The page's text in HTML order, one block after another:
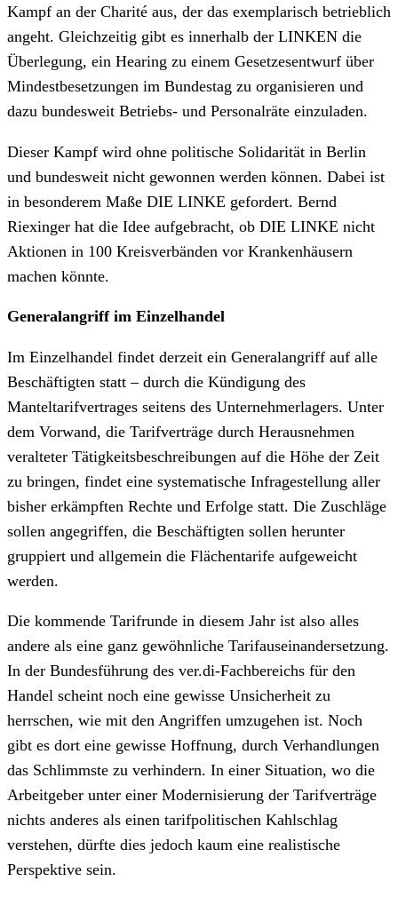
Kampf an der Charité aus, der das exemplarisch betrieblich
angeht. Gleichzeitig gibt es innerhalb der LINKEN die
Überlegung, ein Hearing zu einem Gesetzesentwurf über
Mindestbesetzungen im Bundestag zu organisieren und
dazu bundesweit Betriebs- und Personalräte einzuladen.
Dieser Kampf wird ohne politische Solidarität in Berlin
und bundesweit nicht gewonnen werden können. Dabei ist
in besonderem Maße DIE LINKE gefordert. Bernd
Riexinger hat die Idee aufgebracht, ob DIE LINKE nicht
Aktionen in 100 Kreisverbänden vor Krankenhäusern
machen könnte.
Generalangriff im Einzelhandel
Im Einzelhandel findet derzeit ein Generalangriff auf alle
Beschäftigten statt – durch die Kündigung des
Manteltarifvertrages seitens des Unternehmerlagers. Unter
dem Vorwand, die Tarifverträge durch Herausnehmen
veralteter Tätigkeitsbeschreibungen auf die Höhe der Zeit
zu bringen, findet eine systematische Infragestellung aller
bisher erkämpften Rechte und Erfolge statt. Die Zuschläge
sollen angegriffen, die Beschäftigten sollen herunter
gruppiert und allgemein die Flächentarife aufgeweicht
werden.
Die kommende Tarifrunde in diesem Jahr ist also alles
andere als eine ganz gewöhnliche Tarifauseinandersetzung.
In der Bundesführung des ver.di-Fachbereichs für den
Handel scheint noch eine gewisse Unsicherheit zu
herrschen, wie mit den Angriffen umzugehen ist. Noch
gibt es dort eine gewisse Hoffnung, durch Verhandlungen
das Schlimmste zu verhindern. In einer Situation, wo die
Arbeitgeber unter einer Modernisierung der Tarifverträge
nichts anderes als einen tarifpolitischen Kahlschlag
verstehen, dürfte dies jedoch kaum eine realistische
Perspektive sein.